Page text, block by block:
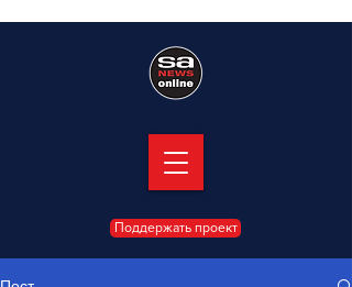
Поддержать проект